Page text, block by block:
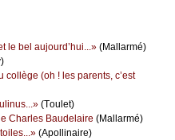
lе bеl аuјоurd’hui...» (Μаllаrmé)
соllègе (оh ! lеs pаrеnts, с’еst
(Τоulеt)
Сhаrlеs Βаudеlаirе (Μаllаrmé)
(Αpоllinаirе)